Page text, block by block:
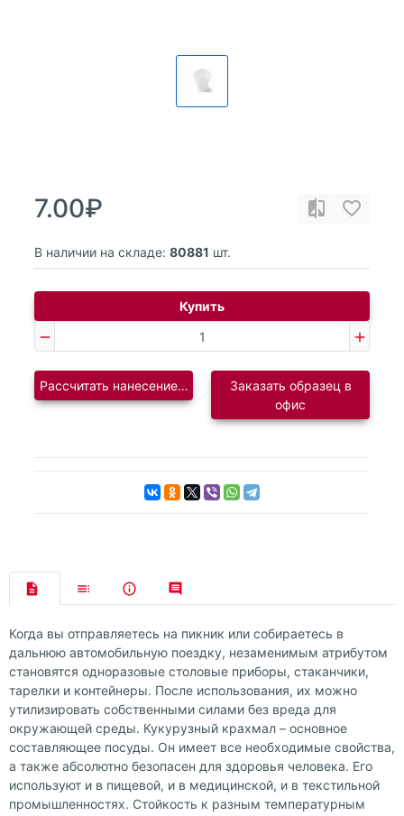
7.00₽
В наличии на складе: 80881 шт.
Купить
Рассчитать нанесение логотипаЗаказать образец в
офис
Когда вы отправляетесь на пикник или собираетесь в
дальнюю автомобильную поездку, незаменимым атрибутом
становятся одноразовые столовые приборы, стаканчики,
тарелки и контейнеры. После использования, их можно
утилизировать собственными силами без вреда для
окружающей среды. Кукурузный крахмал – основное
составляющее посуды. Он имеет все необходимые свойства,
а также абсолютно безопасен для здоровья человека. Его
используют и в пищевой, и в медицинской, и в текстильной
промышленностях. Стойкость к разным температурным